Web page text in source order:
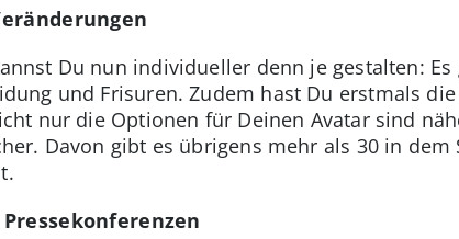
Du nun individueller denn je gestalten:
und Frisuren. Zudem hast Du erstmals
nur die Optionen für Deinen Avatar sind
Davon gibt es übrigens mehr als 30 in